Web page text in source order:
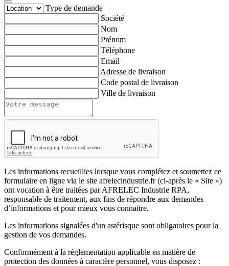
Type de demande
Société
Nom
Prénom
Téléphone
Email
Adresse de livraison
Code postal de livraison
Ville de livraison
Les informations recueillies lorsque vous complétez et soumettez ce
formulaire en ligne via le site afrelecindustrie.fr (ci-après le « Site »)
ont vocation à être traitées par AFRELEC Industrie RPA,
responsable de traitement, aux fins de répondre aux demandes
d’informations et pour mieux vous connaitre.
Les informations signalées d'un astérisque sont obligatoires pour la
gestion de vos demandes.
Conformément à la réglementation applicable en matière de
protection des données à caractère personnel, vous disposez :